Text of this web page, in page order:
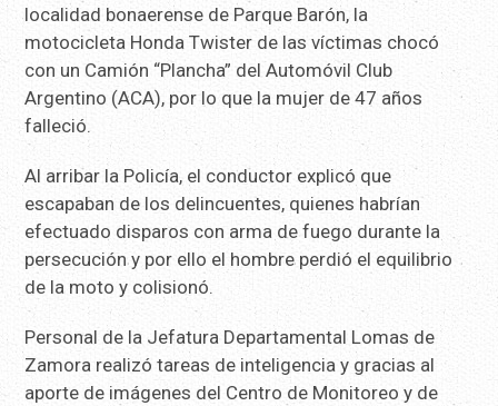
localidad bonaerense de Parque Barón, la
motocicleta Honda Twister de las víctimas chocó
con un Camión “Plancha” del Automóvil Club
Argentino (ACA), por lo que la mujer de 47 años
falleció.
Al arribar la Policía, el conductor explicó que
escapaban de los delincuentes, quienes habrían
efectuado disparos con arma de fuego durante la
persecución y por ello el hombre perdió el equilibrio
de la moto y colisionó.
Personal de la Jefatura Departamental Lomas de
Zamora realizó tareas de inteligencia y gracias al
aporte de imágenes del Centro de Monitoreo y de